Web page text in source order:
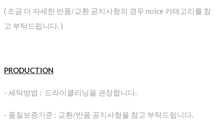
( 조금 더 자세한 반품/교환 공지사항의 경우 noice 카테고리를 참
고 부탁드립니다. )
PRODUCTION
- 세탁방법 : 드라이클리닝을 권장합니다.
- 품질보증기준 : 교환/반품 공지사항을 참고 부탁드립니다.